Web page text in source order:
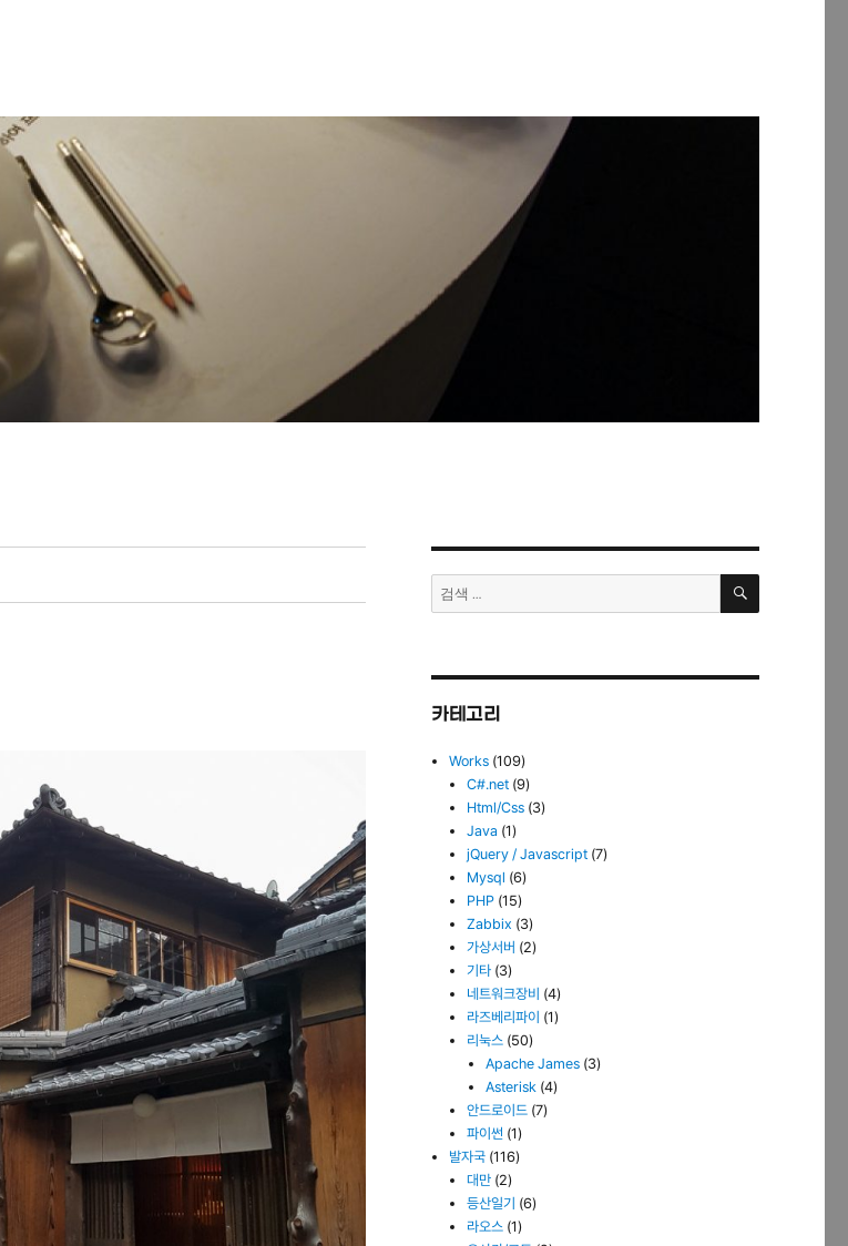
검
색:
검
카테고리
Works (109)
C#.net (9)
Html/Css (3)
Java (1)
jQuery / Javascript (7)
Mysql (6)
PHP (15)
Zabbix (3)
가상서버 (2)
기타 (3)
네트워크장비 (4)
라즈베리파이 (1)
리눅스 (50)
Apache James(3)
Asterisk(4)
안드로이드 (7)
파이썬 (1)
발자국 (116)
대만 (2)
등산일기 (6)
라오스 (1)